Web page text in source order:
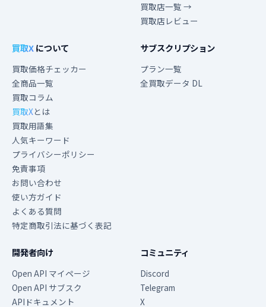
買取店一覧 →
買取店レビュー
買取Xについて
買取価格チェッカー
全商品一覧
買取コラム
買取Xとは
買取用語集
人気キーワード
プライバシーポリシー
免責事項
お問い合わせ
使い方ガイド
よくある質問
特定商取引法に基づく表記
サブスクリプション
プラン一覧
全買取データ DL
開発者向け
Open API マイページ
Open API サブスク
APIドキュメント
コミュニティ
Discord
Telegram
X